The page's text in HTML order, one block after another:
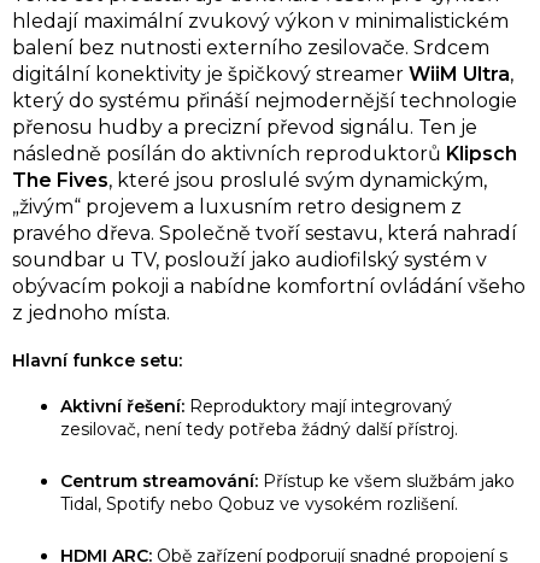
hledají maximální zvukový výkon v minimalistickém
balení bez nutnosti externího zesilovače. Srdcem
digitální konektivity je špičkový streamer WiiM Ultra,
který do systému přináší nejmodernější technologie
přenosu hudby a precizní převod signálu. Ten je
následně posílán do aktivních reproduktorů Klipsch
The Fives, které jsou proslulé svým dynamickým,
„živým“ projevem a luxusním retro designem z
pravého dřeva. Společně tvoří sestavu, která nahradí
soundbar u TV, poslouží jako audiofilský systém v
obývacím pokoji a nabídne komfortní ovládání všeho
z jednoho místa.
Hlavní funkce setu:
Aktivní řešení: Reproduktory mají integrovaný
zesilovač, není tedy potřeba žádný další přístroj.
Centrum streamování: Přístup ke všem službám jako
Tidal, Spotify nebo Qobuz ve vysokém rozlišení.
HDMI ARC: Obě zařízení podporují snadné propojení s